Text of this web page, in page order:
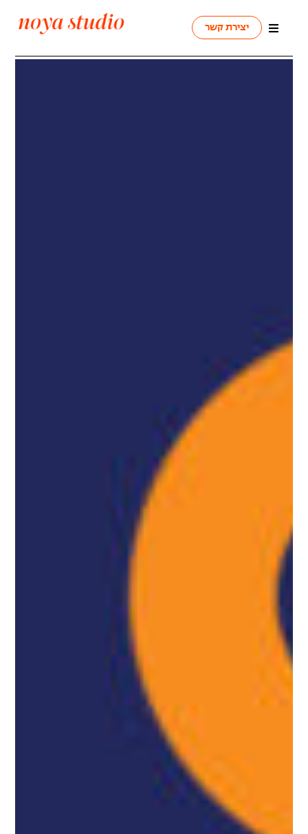
יצירת קשר